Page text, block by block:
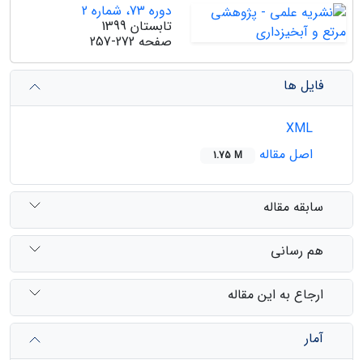
دوره 73، شماره 2
تابستان 1399
صفحه 257-272
فایل ها
اصل مقاله
1.75 M
سابقه مقاله
هم رسانی
ارجاع به این مقاله
آمار